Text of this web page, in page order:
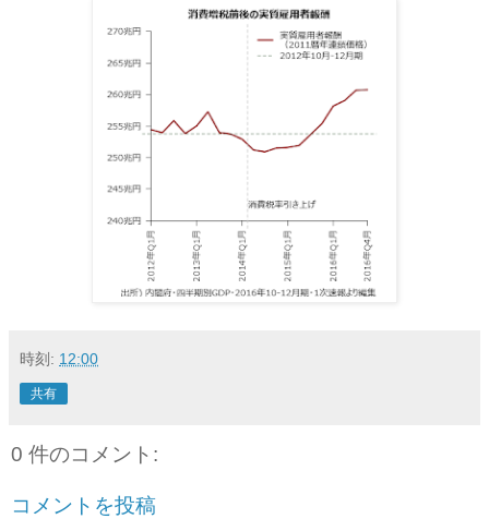
時刻: 12:00
共有
0 件のコメント:
コメントを投稿